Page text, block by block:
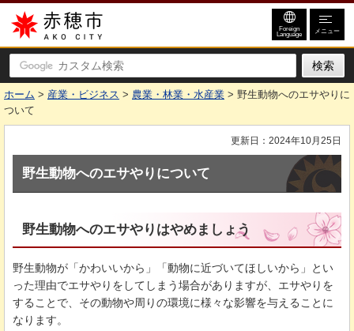
赤穂市
Foreign
Language メニュー
ホーム > 産業・ビジネス > 農業・林業・水産業 > 野生動物へのエサやりに
ついて
更新日：2024年10月25日
野生動物へのエサやりについて
野生動物へのエサやりはやめましょう
野生動物が「かわいいから」「動物に近づいてほしいから」とい
った理由でエサやりをしてしまう場合がありますが、エサやりを
することで、その動物や周りの環境に様々な影響を与えることに
なります。